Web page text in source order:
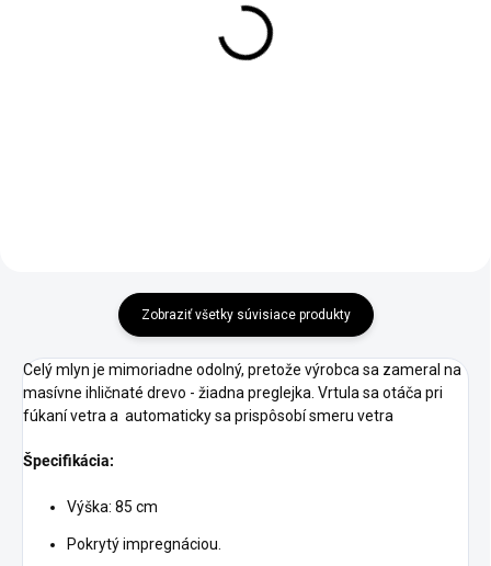
Zobraziť všetky súvisiace produkty
Celý mlyn je mimoriadne odolný, pretože výrobca sa zameral na
masívne ihličnaté drevo - žiadna preglejka. Vrtula sa otáča pri
fúkaní vetra a automaticky sa prispôsobí smeru vetra
Špecifikácia:
Výška: 85 cm
Pokrytý impregnáciou.